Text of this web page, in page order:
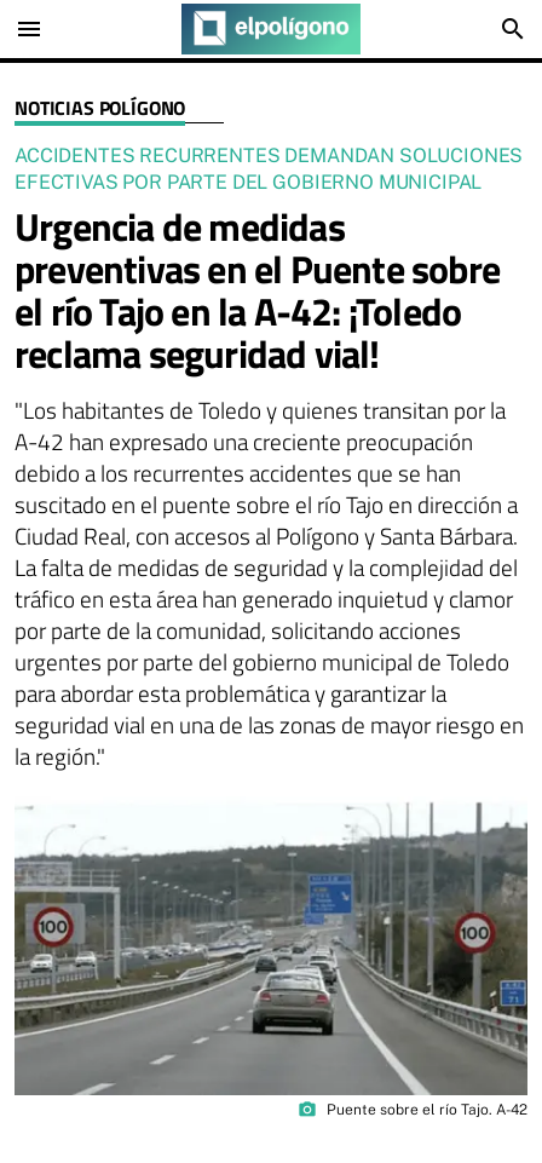
menu search
NOTICIAS POLÍGONO
ACCIDENTES RECURRENTES DEMANDAN SOLUCIONES
EFECTIVAS POR PARTE DEL GOBIERNO MUNICIPAL
Urgencia de medidas
preventivas en el Puente sobre
el río Tajo en la A-42: ¡Toledo
reclama seguridad vial!
"Los habitantes de Toledo y quienes transitan por la
A-42 han expresado una creciente preocupación
debido a los recurrentes accidentes que se han
suscitado en el puente sobre el río Tajo en dirección a
Ciudad Real, con accesos al Polígono y Santa Bárbara.
La falta de medidas de seguridad y la complejidad del
tráfico en esta área han generado inquietud y clamor
por parte de la comunidad, solicitando acciones
urgentes por parte del gobierno municipal de Toledo
para abordar esta problemática y garantizar la
seguridad vial en una de las zonas de mayor riesgo en
la región."
photo_camera Puente sobre el río Tajo. A-42